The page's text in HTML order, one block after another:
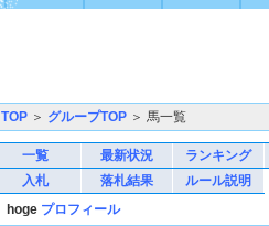
TOP ＞ グループTOP ＞ 馬一覧
一覧 最新状況
ランキング
入札
落札結果
ルール説明
hoge プロフィール